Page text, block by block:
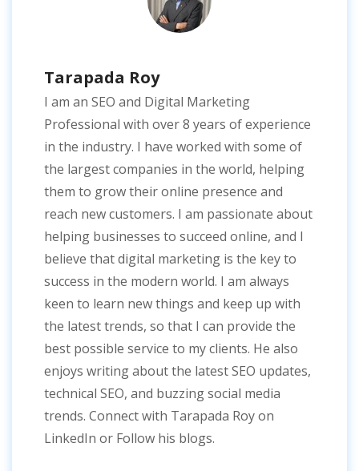
Tarapada Roy
I am an SEO and Digital Marketing
Professional with over 8 years of experience
in the industry. I have worked with some of
the largest companies in the world, helping
them to grow their online presence and
reach new customers. I am passionate about
helping businesses to succeed online, and I
believe that digital marketing is the key to
success in the modern world. I am always
keen to learn new things and keep up with
the latest trends, so that I can provide the
best possible service to my clients. He also
enjoys writing about the latest SEO updates,
technical SEO, and buzzing social media
trends. Connect with Tarapada Roy on
LinkedIn or Follow his blogs.